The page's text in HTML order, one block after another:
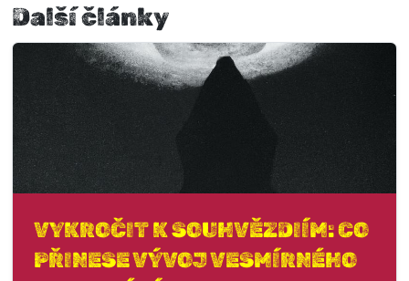
Další články
VYKROČIT K SOUHVĚZDIÍM: CO
PŘINESE VÝVOJ VESMÍRNÉHO